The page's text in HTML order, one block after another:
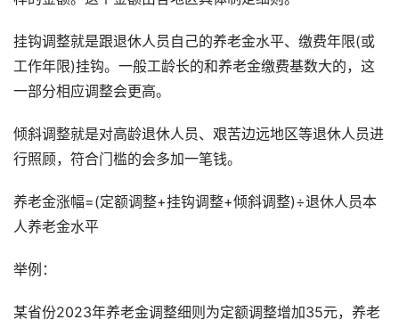
挂钩调整就是跟退休人员自己的养老金水平、缴费年限(或
工作年限)挂钩。一般工龄长的和养老金缴费基数大的，这
一部分相应调整会更高。
倾斜调整就是对高龄退休人员、艰苦边远地区等退休人员进
行照顾，符合门槛的会多加一笔钱。
养老金涨幅=(定额调整+挂钩调整+倾斜调整)÷退休人员本
人养老金水平
举例：
某省份2023年养老金调整细则为定额调整增加35元，养老